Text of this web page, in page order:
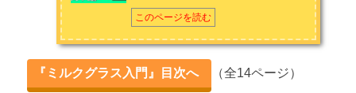
アドバタイジングカップとは ～広告入りのミルクグラス～
おすすめミルクグラスをシーン別に紹介！
第2章 ミルクグラス主要ブランド6選
このページを読む
『ミルクグラス入門』目次へ （全14ページ）